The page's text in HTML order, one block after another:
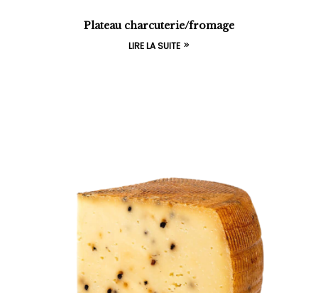
Plateau charcuterie/fromage
LIRE LA SUITE